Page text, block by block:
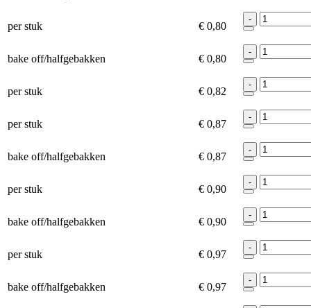
per stuk € 0,80
-
bake off/halfgebakken € 0,80
-
per stuk € 0,82
-
per stuk € 0,87
-
bake off/halfgebakken € 0,87
-
per stuk € 0,90
-
bake off/halfgebakken € 0,90
-
per stuk € 0,97
-
bake off/halfgebakken € 0,97
-